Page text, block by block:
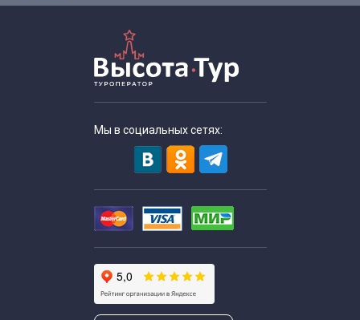
Экскурсии для школьников средних классов
Экскурсии для старшеклассников
Экскурсии выходного дня для школьников
Выездные экскурсии для школьников
Экскурсии для школьников в апреле
Экскурсии для школьников в августе
Мы в социальных сетях: